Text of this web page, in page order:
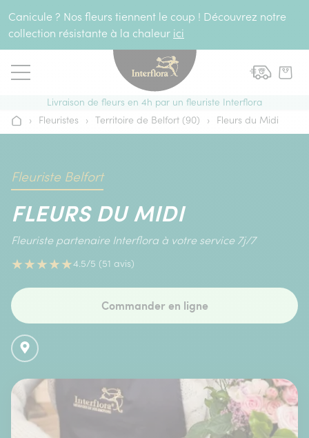
Canicule ? Nos fleurs tiennent le coup ! Découvrez notre
collection résistante à la chaleur ici
Livraison de fleurs en 4h par un fleuriste Interflora
Accueil
› Fleuristes › Territoire de Belfort (90) › Fleurs du Midi
Fleuriste Belfort
FLEURS DU MIDI
Fleuriste partenaire Interflora à votre service 7j/7
★★★★★4.5/5 (51 avis)
Commander en ligne